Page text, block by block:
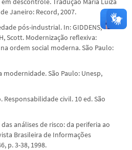
de Janeiro: Record, 2007.
pós-industrial. In: GIDDENS,
Scott. Modernização reflexiva:
ordem social moderna. São Paulo:
modernidade. São Paulo: Unesp,
Responsabilidade civil. 10 ed. São
análises de risco: da periferia ao
Brasileira de Informações
p. 3-38, 1998.